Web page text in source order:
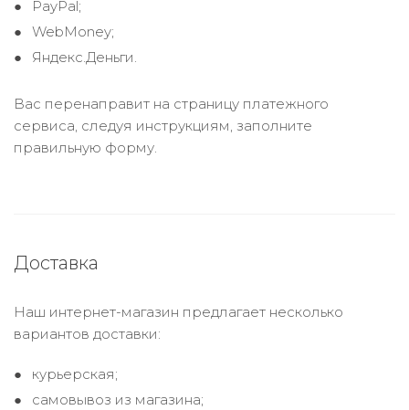
PayPal;
WebMoney;
Яндекс.Деньги.
Вас перенаправит на страницу платежного
сервиса, следуя инструкциям, заполните
правильную форму.
Доставка
Наш интернет-магазин предлагает несколько
вариантов доставки:
курьерская;
самовывоз из магазина;